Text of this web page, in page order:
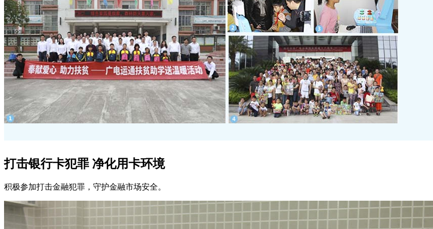
打击银行卡犯罪 净化用卡环境
积极参加打击金融犯罪，守护金融市场安全。